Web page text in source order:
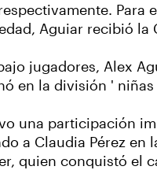
Aguiar recibió la
jugadores, Alex
en la división '
una participación
a Claudia Pérez
quien conquistó el